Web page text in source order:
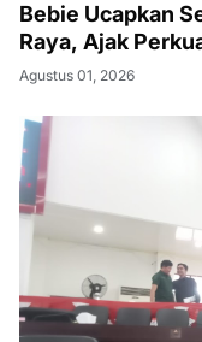
Bebie Ucapkan
Raya, Ajak
Agustus 01, 2026